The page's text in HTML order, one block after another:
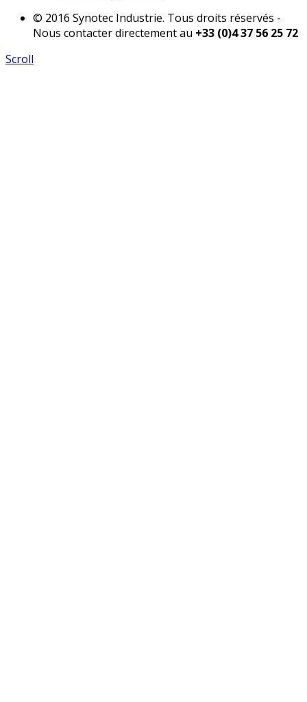
© 2016 Synotec Industrie. Tous droits réservés -
Nous contacter directement au +33 (0)4 37 56 25 72
Scroll